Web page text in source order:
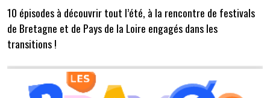
10 épisodes à découvrir tout l’été, à la rencontre de festivals
de Bretagne et de Pays de la Loire engagés dans les
transitions !